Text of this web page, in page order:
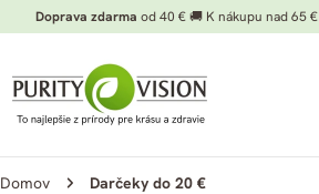
Preskočiť
obsah
Doprava zdarma od 40 € 🚚 K nákupu nad 65 €
Domov Darčeky do 20 €